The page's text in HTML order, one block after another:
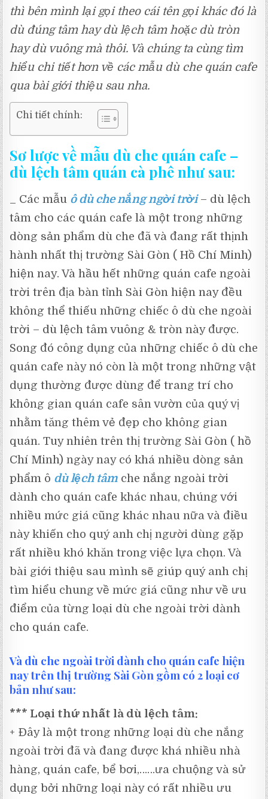
thì bên mình lại gọi theo cái tên gọi khác đó là
dù đúng tâm hay dù lệch tâm hoặc dù tròn
hay dù vuông mà thôi. Và chúng ta cùng tìm
hiểu chi tiết hơn về các mẫu dù che quán cafe
qua bài giới thiệu sau nha.
Chi tiết chính:
Sơ lược về mẫu dù che quán cafe –
dù lệch tâm quán cà phê như sau:
_ Các mẫu ô dù che nắng ngời trời– dù lệch
tâm cho các quán cafe là một trong những
dòng sản phẩm dù che đã và đang rất thịnh
hành nhất thị trường Sài Gòn ( Hồ Chí Minh)
hiện nay. Và hầu hết những quán cafe ngoài
trời trên địa bàn tỉnh Sài Gòn hiện nay đều
không thể thiếu những chiếc ô dù che ngoài
trời – dù lệch tâm vuông & tròn này được.
Song đó công dụng của những chiếc ô dù che
quán cafe này nó còn là một trong những vật
dụng thường được dùng để trang trí cho
không gian quán cafe sân vườn của quý vị
nhằm tăng thêm vẻ đẹp cho không gian
quán. Tuy nhiên trên thị trường Sài Gòn ( hồ
Chí Minh) ngày nay có khá nhiều dòng sản
phẩm ô dù lệch tâm che nắng ngoài trời
dành cho quán cafe khác nhau, chúng với
nhiều mức giá cũng khác nhau nữa và điều
này khiến cho quý anh chị người dùng gặp
rất nhiều khó khăn trong việc lựa chọn. Và
bài giới thiệu sau mình sẽ giúp quý anh chị
tìm hiểu chung về mức giá cũng như về ưu
điểm của từng loại dù che ngoài trời dành
cho quán cafe.
Và dù che ngoài trời dành cho quán cafe hiện
nay trên thị trường Sài Gòn gồm có 2 loại cơ
bản như sau:
*** Loại thứ nhất là dù lệch tâm:
+ Đây là một trong những loại dù che nắng
ngoài trời đã và đang được khá nhiều nhà
hàng, quán cafe, bể bơi,……ưa chuộng và sử
dụng bởi những loại này có rất nhiều ưu